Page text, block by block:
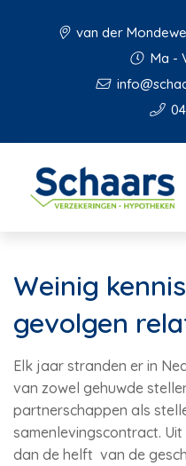
van der
Ma -
Weinig
gevolgen
Elk jaar stranden er in
van zowel gehuwde
partnerschappen als
samenlevingscontract.
dan de helft van de